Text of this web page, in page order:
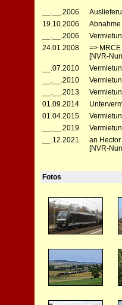
__.__.2006
19.10.2006
Abnahme
__.__.2006
24.01.2008
=>
[NVR-
__.07.2010
__.__.2010
__.__.2013
01.09.2014
01.04.2015
__.__.2019
__.12.2021
an
[NVR-
Fotos